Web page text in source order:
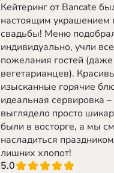
Кейтеринг от Bancate
настоящим украшением
свадьбы! Меню
индивидуально, учли все
пожелания гостей (даже
вегетарианцев).
изысканные горячие
идеальная сервировка –
выглядело просто
были в восторге, а мы
насладиться
лишних хлопот!
5.0